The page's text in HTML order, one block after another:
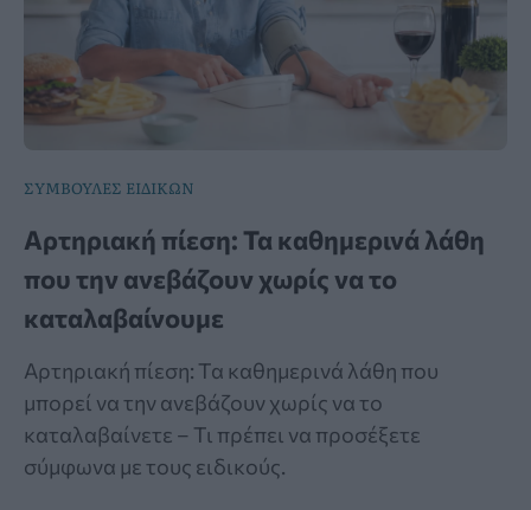
ΣΥΜΒΟΥΛΕΣ ΕΙΔΙΚΩΝ
Αρτηριακή πίεση: Τα καθημερινά λάθη
που την ανεβάζουν χωρίς να το
καταλαβαίνουμε
Αρτηριακή πίεση: Τα καθημερινά λάθη που
μπορεί να την ανεβάζουν χωρίς να το
καταλαβαίνετε – Τι πρέπει να προσέξετε
σύμφωνα με τους ειδικούς.